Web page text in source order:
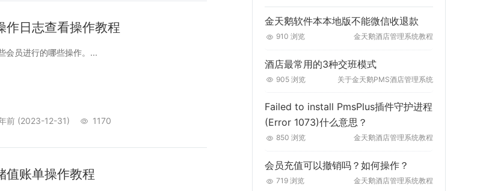
作日志查看操作教程
会员进行的哪些操作。...
前 (2023-12-31) 1170
值账单操作教程
金天鹅软件本本地版不能微信收退款
910 浏览 金天鹅酒店管理系统教程
酒店最常用的3种交班模式
905 浏览 关于金天鹅PMS酒店管理系统
Failed to install PmsPlus插件守护进程
(Error 1073)什么意思？
850 浏览 金天鹅酒店管理系统教程
会员充值可以撤销吗？如何操作？
719 浏览 金天鹅酒店管理系统教程